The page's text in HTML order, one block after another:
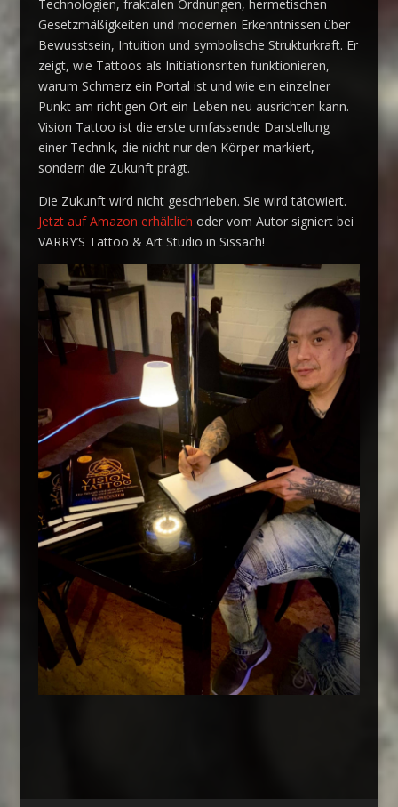
Technologien, fraktalen Ordnungen, hermetischen
Gesetzmäßigkeiten und modernen Erkenntnissen über
Bewusstsein, Intuition und symbolische Strukturkraft. Er
zeigt, wie Tattoos als Initiationsriten funktionieren,
warum Schmerz ein Portal ist und wie ein einzelner
Punkt am richtigen Ort ein Leben neu ausrichten kann.
Vision Tattoo ist die erste umfassende Darstellung
einer Technik, die nicht nur den Körper markiert,
sondern die Zukunft prägt.
Die Zukunft wird nicht geschrieben. Sie wird tätowiert.
Jetzt auf Amazon erhältlich oder vom Autor signiert bei
VARRY’S Tattoo & Art Studio in Sissach!